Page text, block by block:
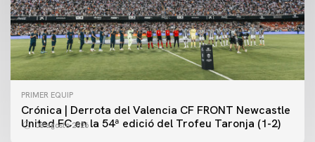
PRIMER EQUIP
Crónica | Derrota del Valencia CF FRONT Newcastle
United FC en la 54ª edició del Trofeu Taronja (1-2)
08 agosto 2026